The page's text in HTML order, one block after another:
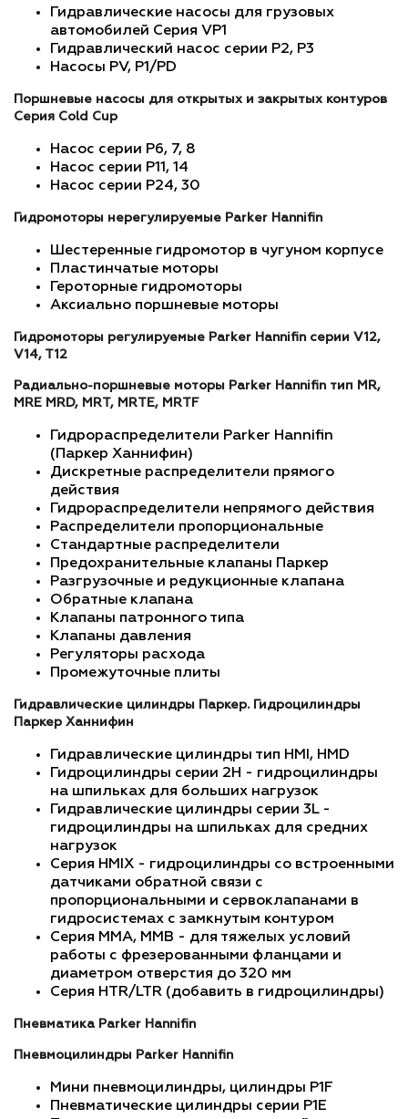
Гидравлические насосы для грузовых
автомобилей Серия VP1
Гидравлический насос серии P2, P3
Насосы PV, P1/PD
Поршневые насосы для открытых и закрытых контуров
Серия Cold Cup
Насос серии P6, 7, 8
Насос серии P11, 14
Насос серии P24, 30
Гидромоторы нерегулируемые Parker Hannifin
Шестеренные гидромотор в чугуном корпусе
Пластинчатые моторы
Героторные гидромоторы
Аксиально поршневые моторы
Гидромоторы регулируемые Parker Hannifin серии V12,
V14, T12
Радиально-поршневые моторы Parker Hannifin тип MR,
MRE MRD, MRT, MRTE, MRTF
Гидрораспределители Parker Hannifin
(Паркер Ханнифин)
Дискретные распределители прямого
действия
Гидрораспределители непрямого действия
Распределители пропорциональные
Стандартные распределители
Предохранительные клапаны Паркер
Разгрузочные и редукционные клапана
Обратные клапана
Клапаны патронного типа
Клапаны давления
Регуляторы расхода
Промежуточные плиты
Гидравлические цилиндры Паркер. Гидроцилиндры
Паркер Ханнифин
Гидравлические цилиндры тип HMI, HMD
Гидроцилиндры серии 2H - гидроцилиндры
на шпильках для больших нагрузок
Гидравлические цилиндры серии 3L -
гидроцилиндры на шпильках для средних
нагрузок
Серия HMIX - гидроцилиндры со встроенными
датчиками обратной связи с
пропорциональными и сервоклапанами в
гидросистемах с замкнутым контуром
Серия MMA, MMB - для тяжелых условий
работы с фрезерованными фланцами и
диаметром отверстия до 320 мм
Серия HTR/LTR (добавить в гидроцилиндры)
Пневматика Parker Hannifin
Пневмоцилиндры Parker Hannifin
Мини пневмоцилиндры, цилиндры P1F
Пневматические цилиндры серии P1E